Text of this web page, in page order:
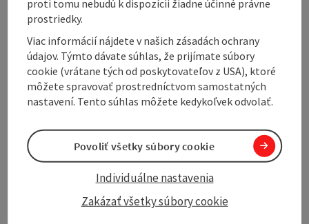
Arrival
Suitability
Create PDF Nearby
proti tomu nebudú k dispozícii žiadne účinné právne
prostriedky.
Viac informácií nájdete v našich zásadách ochrany
údajov. Týmto dávate súhlas, že prijímate súbory
cookie (vrátane tých od poskytovateľov z USA), ktoré
môžete spravovať prostredníctvom samostatných
nastavení. Tento súhlas môžete kedykoľvek odvolať.
Zakázať všetky súbory cookie
Individuálne nastavenia
Povoliť všetky súbory cookie